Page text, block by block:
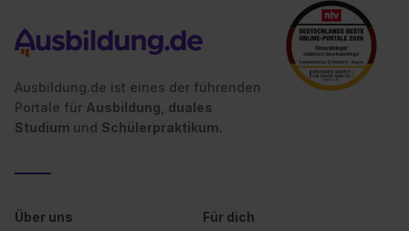
Ausbildung.de ist eines der führenden
Portale für Ausbildung, duales
Studium und Schülerpraktikum.
Über uns
Für dich